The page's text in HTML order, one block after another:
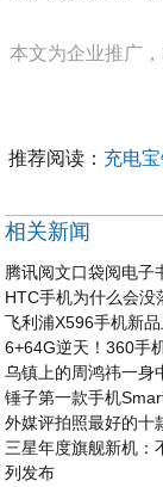
本文为企业推广
推荐阅读： 充电
相关新闻
腾讯阅文口袋阅电子
HTC手机为什么会没
飞利浦X596手机新
6+64G逆天！360手
乌镇上的周鸿祎一身
锤子第一款手机
外媒评拍照最好的十
三星年度旗舰新机：
列发布